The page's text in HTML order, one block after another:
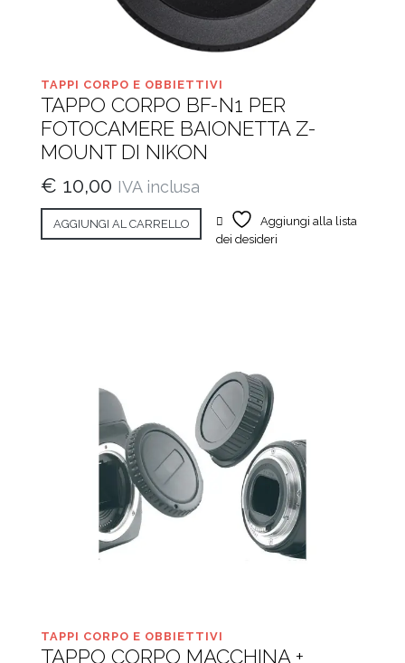
TAPPI CORPO E OBBIETTIVI
TAPPO CORPO BF-N1 PER
FOTOCAMERE BAIONETTA Z-
MOUNT DI NIKON
€ 10,00 IVA inclusa
AGGIUNGI AL CARRELLO
Aggiungi alla lista
dei desideri
TAPPI CORPO E OBBIETTIVI
TAPPO CORPO MACCHINA +